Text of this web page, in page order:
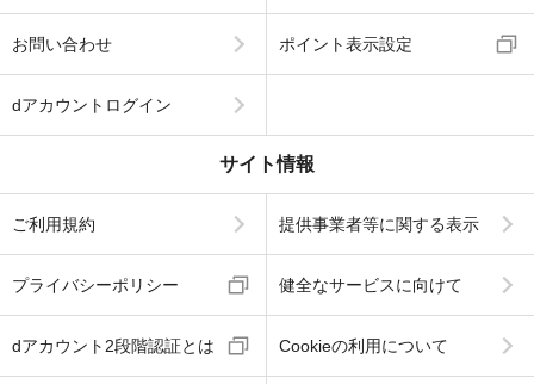
お問い合わせ ポイント表示設定
dアカウントログイン
サイト情報
ご利用規約 提供事業者等に関する表示
プライバシーポリシー 健全なサービスに向けて
dアカウント2段階認証とは Cookieの利用について